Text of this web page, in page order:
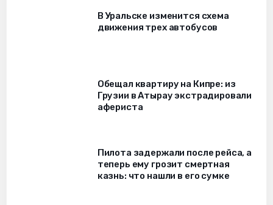
В Уральске изменится схема
движения трех автобусов
Обещал квартиру на Кипре: из
Грузии в Атырау экстрадировали
афериста
Пилота задержали после рейса, а
теперь ему грозит смертная
казнь: что нашли в его сумке